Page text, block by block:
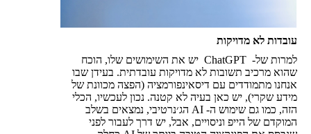
עובדות לא מדויקות
למרות של- ChatGPT יש את השימושים שלו, הוכח
שהוא מרכיב תשובות לא מדויקות עובדתית. בעידן שבו
אנחנו מתמודדים עם דיסאינפורמציה (הפצה מכוונת של
מידע שקרי), יש כאן בעיה לא קטנה. נכון לעכשיו, הכלי
הזה, כמו גם שימוש ה- AI הג׳נרטיבי, נמצאים בשלב
המוקדם של הייפ וניסויים, אבל, יש דרך לעבור לפני